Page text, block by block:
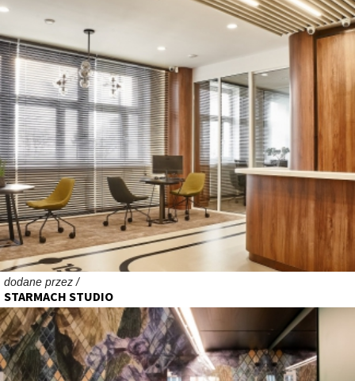
dodane przez /
STARMACH STUDIO